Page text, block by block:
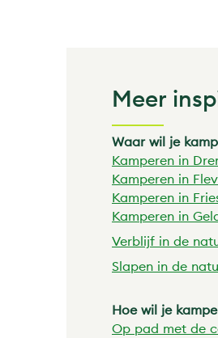
Meer
Waar wil je
Kamperen in
Kamperen in
Kamperen in
Kamperen in
Verblijf in de
Slapen in de
Hoe wil je
Op pad met de